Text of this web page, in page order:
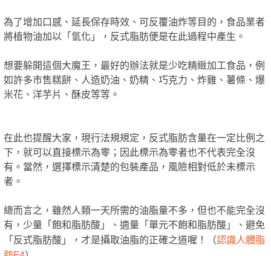
為了增加口感、延長保存時效、可反覆油炸等目的，食品業者
將植物油加以「氫化」，反式脂肪便是在此過程中產生。
想要躲開這個大魔王，最好的辦法就是少吃精緻加工食品，例
如許多市售糕餅、人造奶油、奶精、巧克力、炸雞、薯條、爆
米花、洋芋片、酥皮等等。
在此也提醒大家，現行法規規定，反式脂肪含量在一定比例之
下，就可以直接標示為零；因此標示為零者也不代表完全沒
有。當然，選擇標示清楚的包裝產品，風險相對低於未標示
者。
總而言之，雖然人類一天所需的油脂量不多，但也不能完全沒
有，少量「飽和脂肪酸」、適量「單元不飽和脂肪酸」、避免
「反式脂肪酸」，才是攝取油脂的正確之道喔！（認識人體脂